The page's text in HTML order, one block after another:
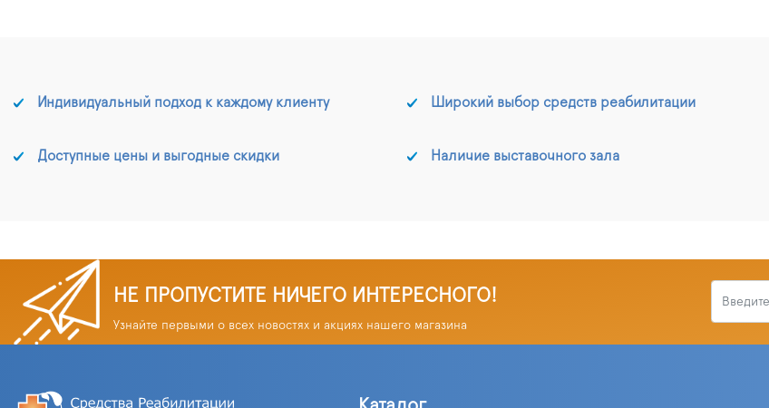
Индивидуальный подход к каждому клиенту Широкий выбор средств реабилитации
Доступные цены и выгодные скидки Наличие выставочного зала
НЕ ПРОПУСТИТЕ НИЧЕГО ИНТЕРЕСНОГО!
Узнайте первыми о всех новостях и акциях нашего магазина